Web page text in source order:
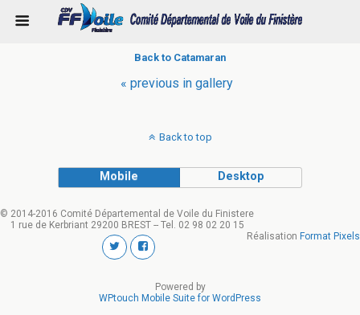
Back to Catamaran
« previous in gallery
Back to top
Mobile Desktop
© 2014-2016 Comité Départemental de Voile du Finistere
1 rue de Kerbriant 29200 BREST -- Tel. 02 98 02 20 15
Réalisation Format Pixels
Powered by
WPtouch Mobile Suite for WordPress